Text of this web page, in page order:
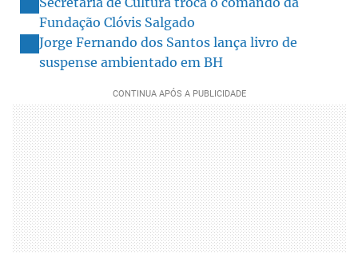
Fundação Clóvis Salgado
Jorge Fernando dos Santos lança livro de
suspense ambientado em BH